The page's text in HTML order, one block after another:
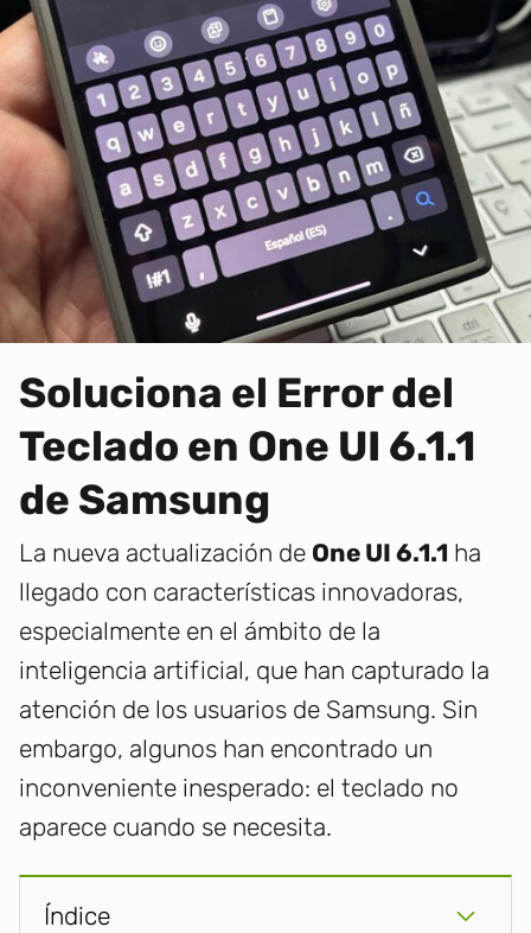
Soluciona el Error del
Teclado en One UI 6.1.1
de Samsung
La nueva actualización de One UI 6.1.1 ha
llegado con características innovadoras,
especialmente en el ámbito de la
inteligencia artificial, que han capturado la
atención de los usuarios de Samsung. Sin
embargo, algunos han encontrado un
inconveniente inesperado: el teclado no
aparece cuando se necesita.
Índice